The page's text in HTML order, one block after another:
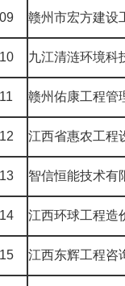
赣州市宏方建设
九江清涟环境科
赣州佑康工程管
江西省惠农工程
智信恒能技术有
江西环球工程造
江西东辉工程咨